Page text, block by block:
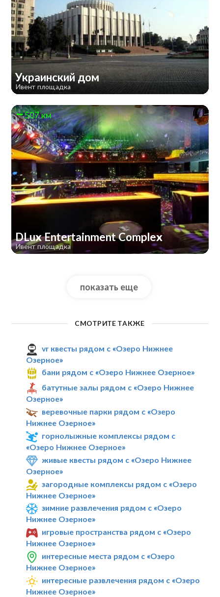
Украинский дом
Ивент площадка
507 км
DLux Entertainment Complex
Ивент площадка
показать еще
СМОТРИТЕ ТАКЖЕ
vr квесты рядом с «Озеро Нижнее
Озерное»
бани рядом с «Озеро Нижнее Озерное»
батутные залы рядом с «Озеро Нижнее
Озерное»
веревочные парки рядом с «Озеро
Нижнее Озерное»
горнолыжные комплексы рядом с
«Озеро Нижнее Озерное»
живые квесты рядом с «Озеро Нижнее
Озерное»
загородные комплексы рядом с «Озеро
Нижнее Озерное»
зимние развлечения рядом с «Озеро
Нижнее Озерное»
игровые пространства рядом с «Озеро
Нижнее Озерное»
интересные места рядом с «Озеро
Нижнее Озерное»
интересные развлечения рядом с «Озеро
Нижнее Озерное»